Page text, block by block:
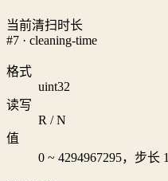
当前清扫时长
#7 · cleaning-time
格式
uint32
读写
R / N
值
0 ~ 4294967295，步长 1